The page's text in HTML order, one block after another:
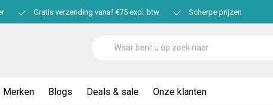
Gratis verzending vanaf €75 excl. btw Scherpe prijzen
Merken Blogs Deals & sale Onze klanten